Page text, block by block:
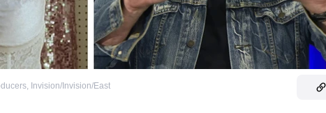
, Invision/Invision/East